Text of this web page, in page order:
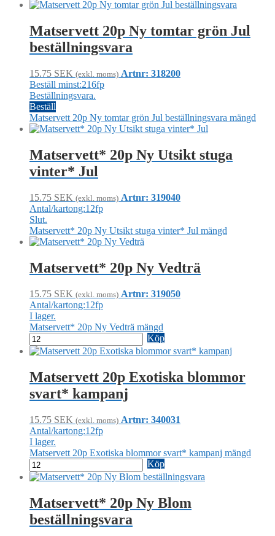
Matservett 20p Ny tomtar grön Jul
beställningsvara
15.75 SEK (exkl. moms) Artnr: 318200
Beställ minst:216fp
Beställningsvara.
Beställ
Matservett 20p Ny tomtar grön Jul beställningsvara mängd
Matservett* 20p Ny Utsikt stuga
vinter* Jul
15.75 SEK (exkl. moms) Artnr: 319040
Antal/kartong:12fp
Slut.
Matservett* 20p Ny Utsikt stuga vinter* Jul mängd
Matservett* 20p Ny Vedträ
15.75 SEK (exkl. moms) Artnr: 319050
Antal/kartong:12fp
I lager.
Matservett* 20p Ny Vedträ mängd
Köp
Matservett 20p Exotiska blommor
svart* kampanj
15.75 SEK (exkl. moms) Artnr: 340031
Antal/kartong:12fp
I lager.
Matservett 20p Exotiska blommor svart* kampanj mängd
Köp
Matservett* 20p Ny Blom
beställningsvara